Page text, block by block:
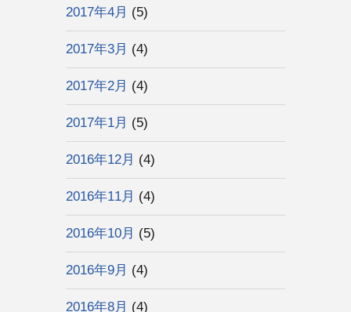
2017年4月 (5)
2017年3月 (4)
2017年2月 (4)
2017年1月 (5)
2016年12月 (4)
2016年11月 (4)
2016年10月 (5)
2016年9月 (4)
2016年8月 (4)